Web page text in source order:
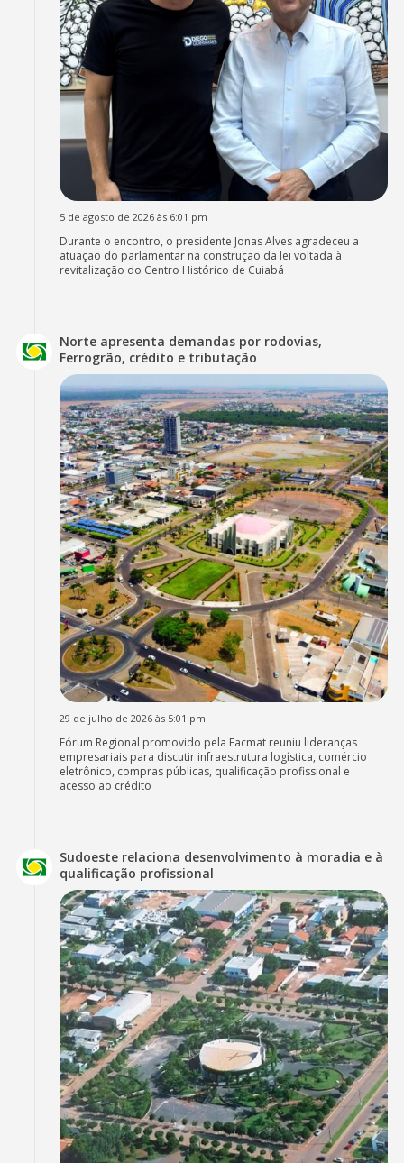
5 de agosto de 2026 às 6:01 pm
Durante o encontro, o presidente Jonas Alves agradeceu a
atuação do parlamentar na construção da lei voltada à
revitalização do Centro Histórico de Cuiabá
Norte apresenta demandas por rodovias,
Ferrogrão, crédito e tributação
29 de julho de 2026 às 5:01 pm
Fórum Regional promovido pela Facmat reuniu lideranças
empresariais para discutir infraestrutura logística, comércio
eletrônico, compras públicas, qualificação profissional e
acesso ao crédito
Sudoeste relaciona desenvolvimento à moradia e à
qualificação profissional